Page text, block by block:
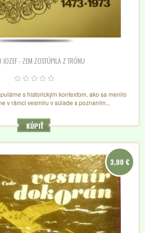
JOZEF - ZEM ZOSTÚPILA Z TRÓNU
s historickým kontextom, ako sa menilo
v rámci vesmíru v súlade s poznaním...
KÚPIŤ
3,00 €